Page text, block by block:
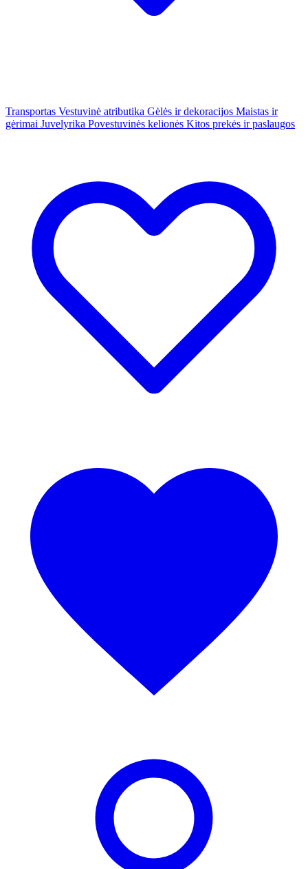
Transportas Vestuvinė atributika Gėlės ir dekoracijos Maistas ir
gėrimai Juvelyrika Povestuvinės kelionės Kitos prekės ir paslaugos